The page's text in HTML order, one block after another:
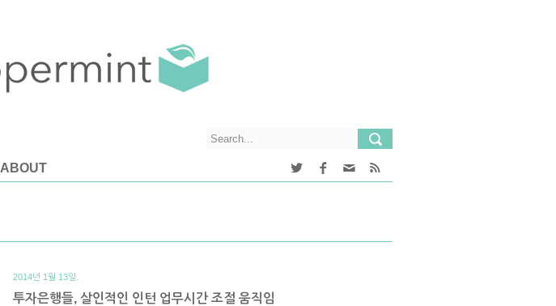
ABOUT
2014년 1월 13일.
투자은행들, 살인적인 인턴 업무시간 조절 움직임